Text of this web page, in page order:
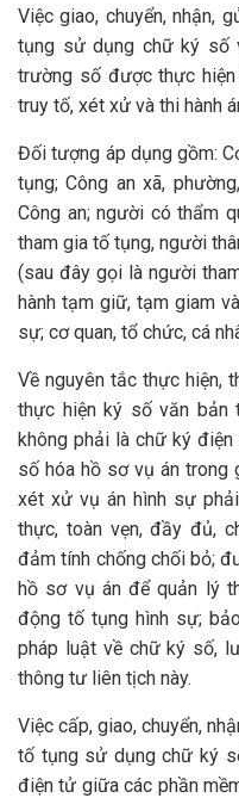
Việc giao, chuyển, nhận,
tụng sử dụng chữ ký số
trường số được thực
truy tố, xét xử và thi hành
Đối tượng áp dụng gồm:
tụng; Công an xã,
Công an; người có thẩm
tham gia tố tụng, người
(sau đây gọi là người
hành tạm giữ, tạm giam
sự; cơ quan, tổ chức, cá
Về nguyên tắc thực hiện,
thực hiện ký số văn bản
không phải là chữ ký
số hóa hồ sơ vụ án trong
xét xử vụ án hình sự
thực, toàn vẹn, đầy đủ,
đảm tính chống chối bỏ;
hồ sơ vụ án để quản lý
động tố tụng hình sự;
pháp luật về chữ ký số,
thông tư liên tịch này.
Việc cấp, giao, chuyển,
tố tụng sử dụng chữ ký
điện tử giữa các phần